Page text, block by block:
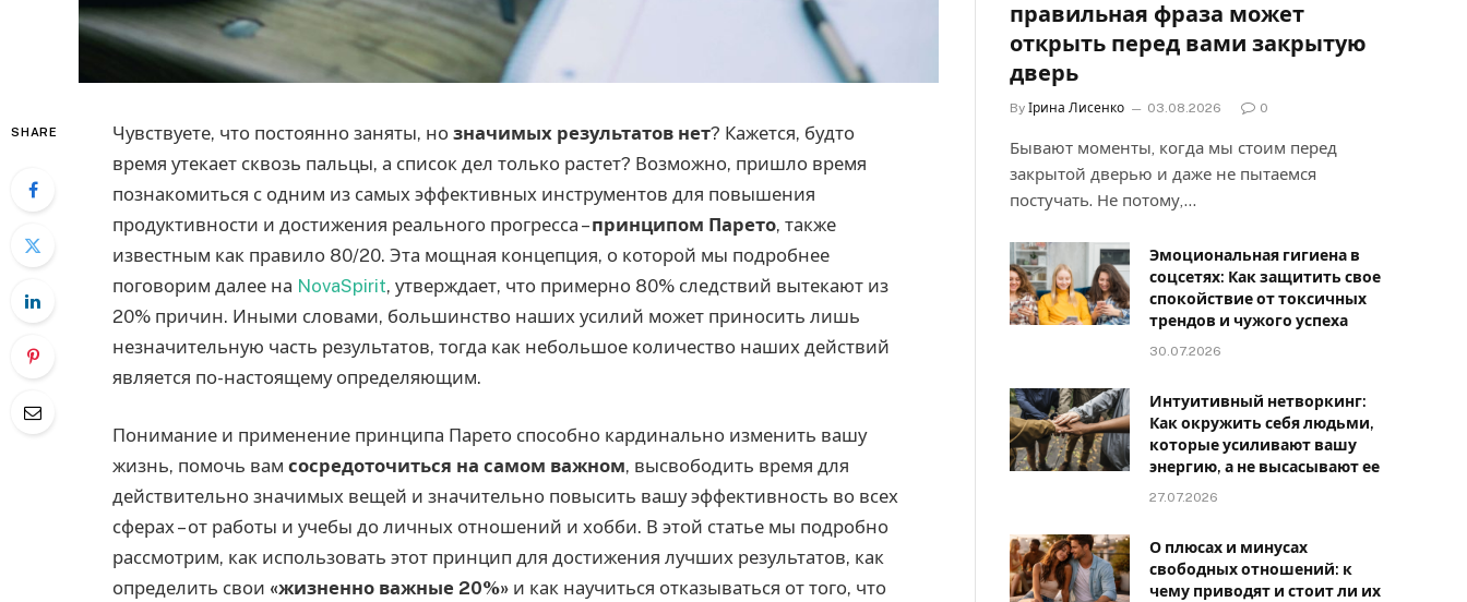
SHARE Чувствуете, что постоянно заняты, но значимых результатов нет? Кажется, будто
время утекает сквозь пальцы, а список дел только растет? Возможно, пришло время
познакомиться с одним из самых эффективных инструментов для повышения
продуктивности и достижения реального прогресса –принципом Парето, также
известным как правило 80/20. Эта мощная концепция, о которой мы подробнее
поговорим далее на NovaSpirit, утверждает, что примерно 80% следствий вытекают из
20% причин. Иными словами, большинство наших усилий может приносить лишь
незначительную часть результатов, тогда как небольшое количество наших действий
является по-настоящему определяющим.
Понимание и применение принципа Парето способно кардинально изменить вашу
жизнь, помочь вам сосредоточиться на самом важном, высвободить время для
действительно значимых вещей и значительно повысить вашу эффективность во всех
сферах – от работы и учебы до личных отношений и хобби. В этой статье мы подробно
рассмотрим, как использовать этот принцип для достижения лучших результатов, как
определить свои «жизненно важные 20%» и как научиться отказываться от того, что
правильная фраза может
открыть перед вами закрытую
дверь
By Ірина Лисенко 03.08.2026 0
Бывают моменты, когда мы стоим перед
закрытой дверью и даже не пытаемся
постучать. Не потому,…
Эмоциональная гигиена в
соцсетях: Как защитить свое
спокойствие от токсичных
трендов и чужого успеха
30.07.2026
Интуитивный нетворкинг:
Как окружить себя людьми,
которые усиливают вашу
энергию, а не высасывают ее
27.07.2026
О плюсах и минусах
свободных отношений: к
чему приводят и стоит ли их